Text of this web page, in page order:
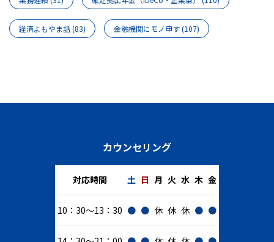
経済よもやま話(83) 金融機関にモノ申す(107)
カウンセリング
対応時間 土 日 月 火 水 木 金
10：30～13：30 ● ● 休 休 休 ● ●